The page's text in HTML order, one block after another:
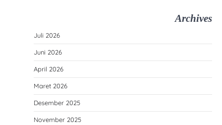
Archives
Juli 2026
Juni 2026
April 2026
Maret 2026
Desember 2025
November 2025